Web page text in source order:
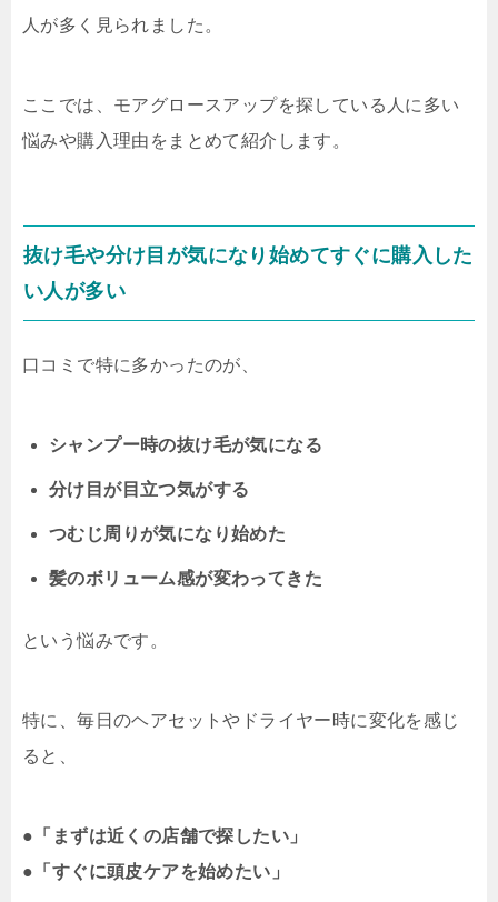
人が多く見られました。
ここでは、モアグロースアップを探している人に多い
悩みや購入理由をまとめて紹介します。
抜け毛や分け目が気になり始めてすぐに購入した
い人が多い
口コミで特に多かったのが、
シャンプー時の抜け毛が気になる
分け目が目立つ気がする
つむじ周りが気になり始めた
髪のボリューム感が変わってきた
という悩みです。
特に、毎日のヘアセットやドライヤー時に変化を感じ
ると、
● 「まずは近くの店舗で探したい」
● 「すぐに頭皮ケアを始めたい」